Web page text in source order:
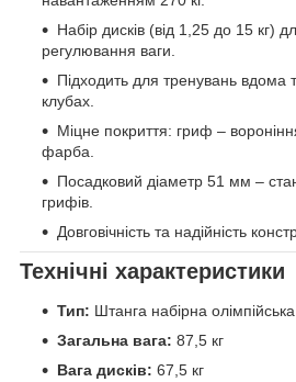
Набір дисків (від 1,25 до 15 кг)
регулювання ваги.
Підходить для тренувань вдома
клубах.
Міцне покриття: гриф –
фарба.
Посадковий діаметр 51 мм –
грифів.
Довговічність та надійність
Технічні характеристики
Тип: Штанга набірна олімпійська
Загальна вага: 87,5 кг
Вага дисків: 67,5 кг